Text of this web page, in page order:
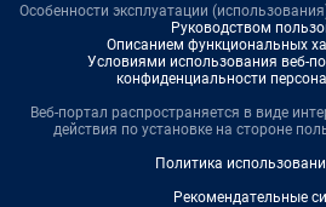
Особенности эксплуатации
Руководством
Описанием функциональных
Условиями использования веб-
конфиденциальности
Веб-портал распространяется в виде
действия по установке на стороне
Политика
Рекомендательные